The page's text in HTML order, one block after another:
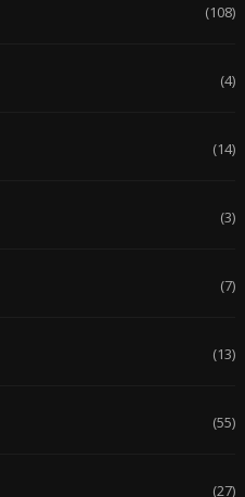
(108)
(4)
(14)
(3)
(7)
(13)
(55)
(27)